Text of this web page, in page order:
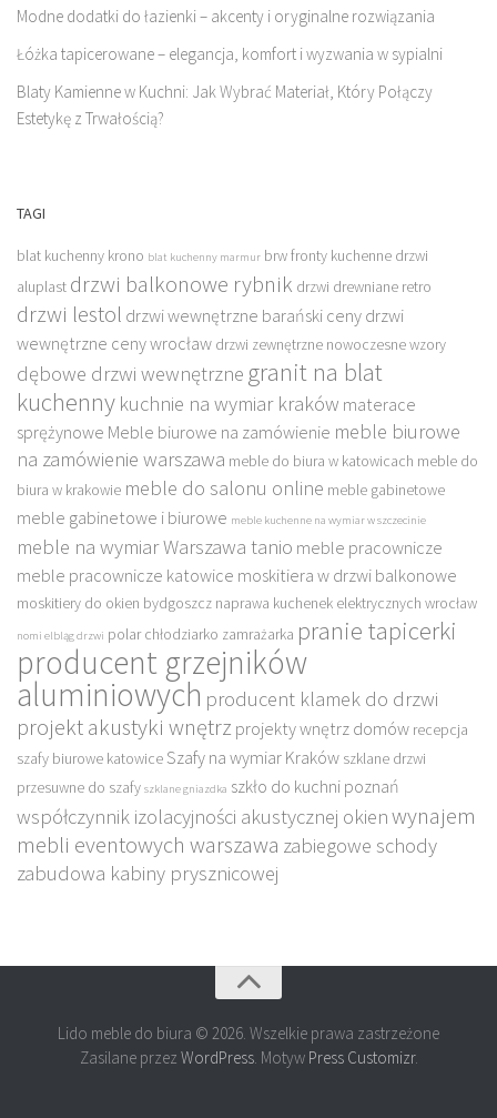
Modne dodatki do łazienki – akcenty i oryginalne rozwiązania
Łóżka tapicerowane – elegancja, komfort i wyzwania w sypialni
Blaty Kamienne w Kuchni: Jak Wybrać Materiał, Który Połączy
Estetykę z Trwałością?
TAGI
blat kuchenny krono blat kuchenny marmur brw fronty kuchenne drzwi
aluplast drzwi balkonowe rybnik drzwi drewniane retro
drzwi lestol drzwi wewnętrzne barański ceny drzwi
wewnętrzne ceny wrocław drzwi zewnętrzne nowoczesne wzory
dębowe drzwi wewnętrzne granit na blat
kuchenny kuchnie na wymiar kraków materace
sprężynowe Meble biurowe na zamówienie meble biurowe
na zamówienie warszawa meble do biura w katowicach meble do
biura w krakowie meble do salonu online meble gabinetowe
meble gabinetowe i biurowe meble kuchenne na wymiar w szczecinie
meble na wymiar Warszawa tanio meble pracownicze
meble pracownicze katowice moskitiera w drzwi balkonowe
moskitiery do okien bydgoszcz naprawa kuchenek elektrycznych wrocław
nomi elbląg drzwi polar chłodziarko zamrażarka pranie tapicerki
producent grzejników
aluminiowych producent klamek do drzwi
projekt akustyki wnętrz projekty wnętrz domów recepcja
szafy biurowe katowiceSzafy na wymiar Kraków szklane drzwi
przesuwne do szafy szklane gniazdka szkło do kuchni poznań
współczynnik izolacyjności akustycznej okienwynajem
mebli eventowych warszawa zabiegowe schody
zabudowa kabiny prysznicowej
Lido meble do biura © 2026. Wszelkie prawa zastrzeżone
Zasilane przez WordPress. Motyw Press Customizr.